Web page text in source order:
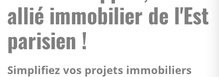
allié immobilier de l'Est
parisien !
Simplifiez vos projets immobiliers